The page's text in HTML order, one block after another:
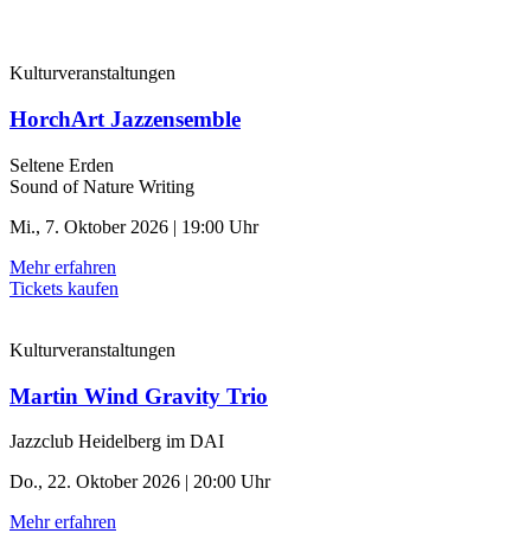
Kulturveranstaltungen
HorchArt Jazzensemble
Seltene Erden
Sound of Nature Writing
Mi., 7. Oktober 2026 | 19:00 Uhr
Mehr erfahren
Tickets kaufen
Kulturveranstaltungen
Martin Wind Gravity Trio
Jazzclub Heidelberg im DAI
Do., 22. Oktober 2026 | 20:00 Uhr
Mehr erfahren